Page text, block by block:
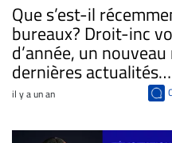
​Que s’est-il
bureaux? Droit-inc
d’année, un
dernières actualités…
il y a un an